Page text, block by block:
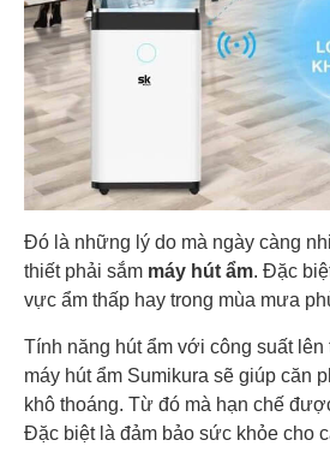
Đó là những lý do mà ngày càng
thiết phải sắm máy hút ẩm. Đặc
vực ẩm thấp hay trong mùa mưa
Tính năng hút ẩm với công suất
máy hút ẩm Sumikura sẽ giúp căn
khô thoáng. Từ đó mà hạn chế
Đặc biệt là đảm bảo sức khỏe cho